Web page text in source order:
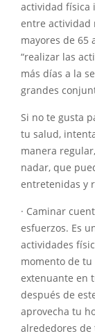
actividad física
entre actividad
mayores de 65
“realizar las
más días a la
grandes
Si no te gusta
tu salud,
manera
nadar, que
entretenidas y
· Caminar
esfuerzos. Es
actividades
momento de
extenuante en
después de
aprovecha tu
alrededores